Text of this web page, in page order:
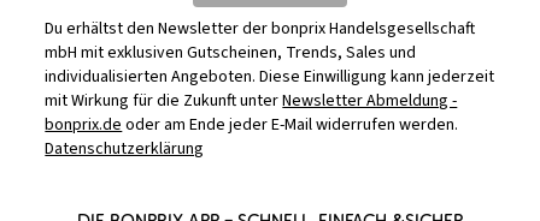
Du erhältst den Newsletter der bonprix Handelsgesellschaft
mbH mit exklusiven Gutscheinen, Trends, Sales und
individualisierten Angeboten. Diese Einwilligung kann jederzeit
mit Wirkung für die Zukunft unterNewsletter Abmeldung -
bonprix.deoder am Ende jeder E-Mail widerrufen werden.
Datenschutzerklärung